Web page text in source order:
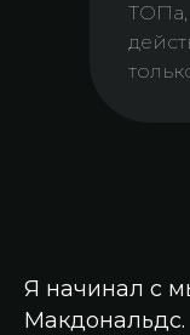
ТОПа,
Я начинал с
Макдональдс.